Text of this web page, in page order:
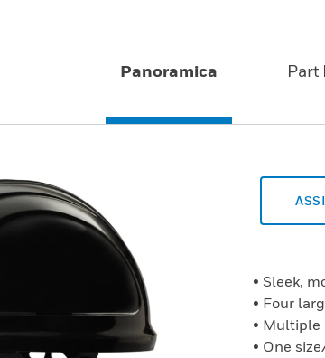
Panoramica Part
• Sleek,
• Four
•
• One